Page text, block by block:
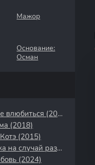
Мажор
Основание:
Осман
Как бы не влюбиться (2000)
(2018)
(2015)
Страховка на случай развода (2025)
(2024)